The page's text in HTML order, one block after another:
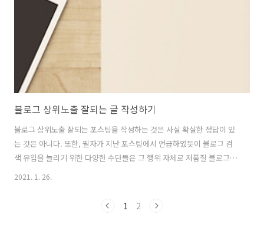
것도 10분만에 만들 수 있다면 얼마나 혁신적인 일이겠는가? 아마 이제
웹디자이너들은 구..
블로그 상위노출 잘되는 글 작성하기
블로그 상위노출 잘되는 포스팅을 작성하는 것은 사실 확실한 정답이 있
는 것은 아니다. 또한, 필자가 지난 포스팅에서 언급하였듯이 블로그 검
색 유입을 늘리기 위한 다양한 수단들은 그 행위 자체로 저품질 블로그로
2021. 1. 26.
1 2